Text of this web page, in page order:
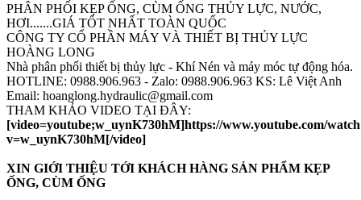
PHÂN PHỐI KẸP ỐNG, CÙM ỐNG THỦY LỰC, NƯỚC,
HƠI.......GIÁ TỐT NHẤT TOÀN QUỐC
CÔNG TY CỔ PHẦN MÁY VÀ THIẾT BỊ THỦY LỰC
HOÀNG LONG
Nhà phân phối thiết bị thủy lực - Khí Nén và máy móc tự động hóa.
HOTLINE: 0988.906.963 - Zalo: 0988.906.963 KS: Lê Việt Anh
Email: hoanglong.hydraulic@gmail.com
THAM KHẢO VIDEO TẠI ĐÂY:
[video=youtube;w_uynK730hM]https://www.youtube.com/
v=w_uynK730hM[/video]
XIN GIỚI THIỆU TỚI KHÁCH HÀNG SẢN PHẨM KẸP
ỐNG, CÙM ỐNG